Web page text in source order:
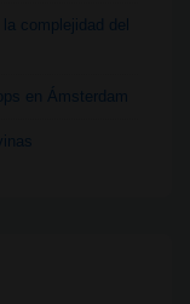
complejidad del
en Ámsterdam